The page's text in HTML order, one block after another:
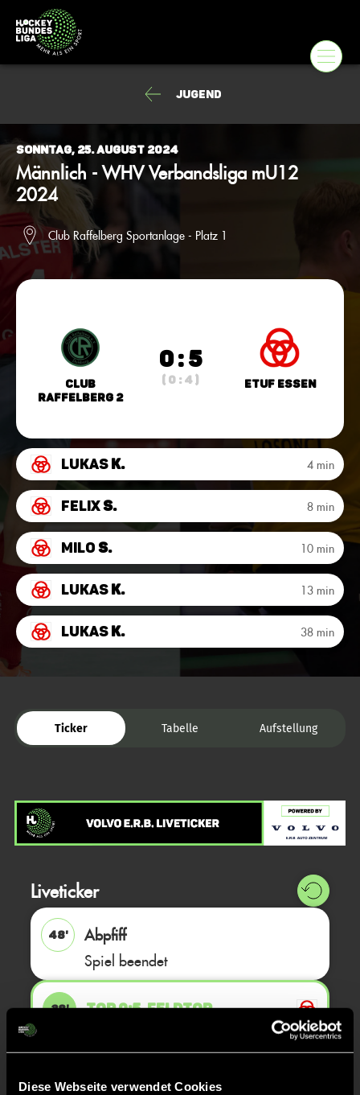
Diese Webseite verwendet Cookies
Jugend
Sonntag, 25. August 2024
Männlich - WHV Verbandsliga mU12
2024
Club Raffelberg Sportanlage - Platz 1
Club
Raffelberg 2
0 : 5
( 0 : 4 ) ETUF Essen
LukasK. 4 min
FelixS. 8 min
MiloS. 10 min
LukasK. 13 min
LukasK. 38 min
Ticker Tabelle Aufstellung
Liveticker
48'
Abpfiff
Spiel beendet
38' TOR 0:5, FELDTOR